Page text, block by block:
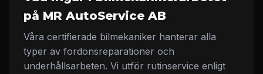
på MR AutoService AB
Våra certifierade bilmekaniker hanterar alla
typer av fordonsreparationer och
underhållsarbeten. Vi utför rutinservice enligt